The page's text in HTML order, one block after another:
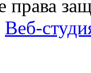
права
Веб-